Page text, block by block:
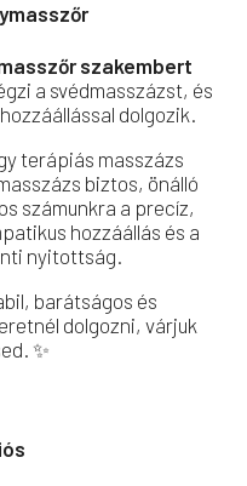
szakembert
a svédmasszázst, és
dolgozik.
terápiás masszázs
biztos, önálló
számunkra a precíz,
hozzáállás és a
nyitottság.
barátságos és
dolgozni, várjuk
✨